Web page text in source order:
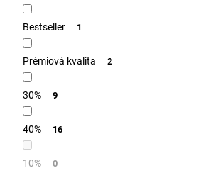
Bestseller 1
Prémiová kvalita 2
30% 9
40% 16
10% 0
O
m